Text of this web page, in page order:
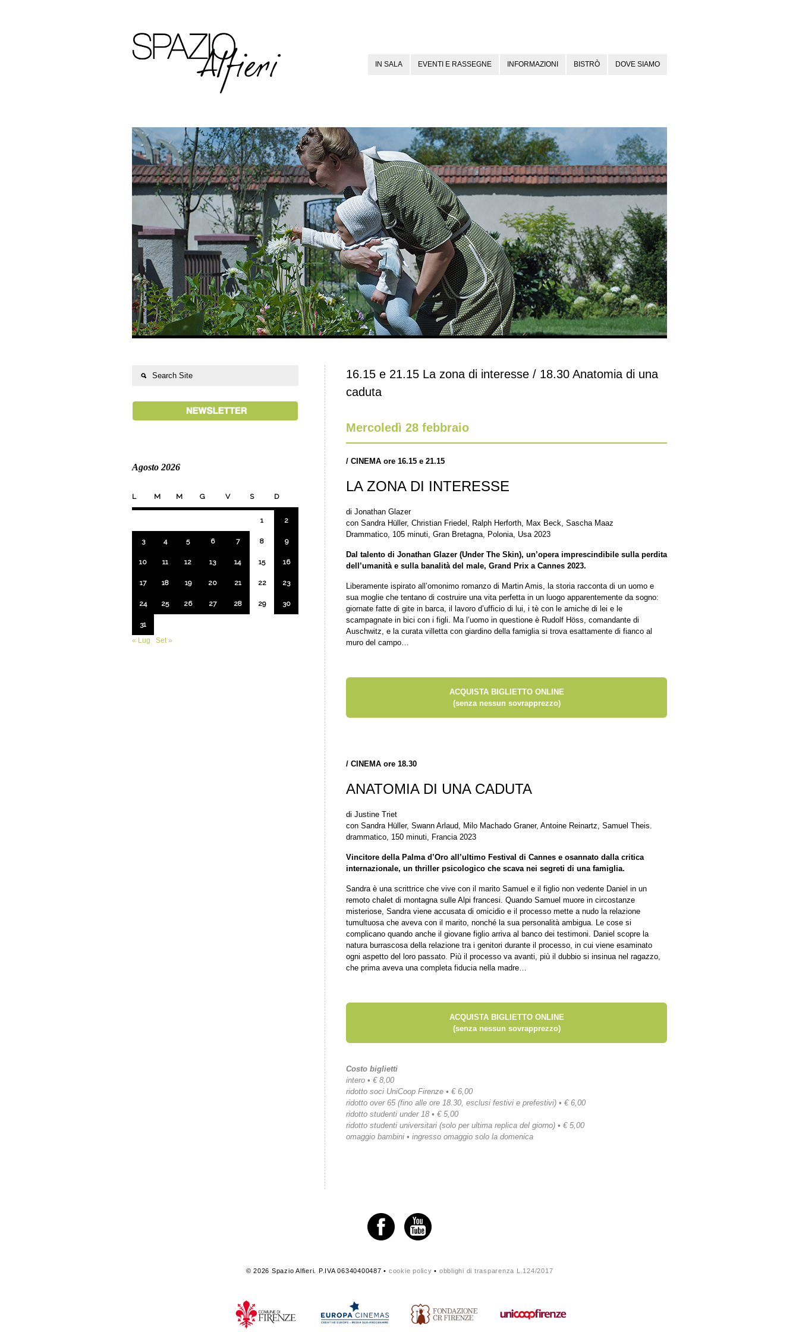
IN SALA EVENTI E RASSEGNE INFORMAZIONI BISTRÒ DOVE SIAMO
16.15 e 21.15 La zona di interesse / 18.30 Anatomia di una
caduta
Mercoledì 28 febbraio
/ CINEMA ore 16.15 e 21.15
LA ZONA DI INTERESSE
di Jonathan Glazer
con Sandra Hüller, Christian Friedel, Ralph Herforth, Max Beck, Sascha Maaz
Drammatico, 105 minuti, Gran Bretagna, Polonia, Usa 2023
Dal talento di Jonathan Glazer (Under The Skin), un’opera imprescindibile sulla perdita
dell’umanità e sulla banalità del male, Grand Prix a Cannes 2023.
Liberamente ispirato all’omonimo romanzo di Martin Amis, la storia racconta di un uomo e
sua moglie che tentano di costruire una vita perfetta in un luogo apparentemente da sogno:
giornate fatte di gite in barca, il lavoro d’ufficio di lui, i tè con le amiche di lei e le
scampagnate in bici con i figli. Ma l’uomo in questione è Rudolf Höss, comandante di
Auschwitz, e la curata villetta con giardino della famiglia si trova esattamente di fianco al
muro del campo…
ACQUISTA BIGLIETTO ONLINE
(senza nessun sovrapprezzo)
/ CINEMA ore 18.30
ANATOMIA DI UNA CADUTA
di Justine Triet
con Sandra Hüller, Swann Arlaud, Milo Machado Graner, Antoine Reinartz, Samuel Theis.
drammatico, 150 minuti, Francia 2023
Vincitore della Palma d’Oro all’ultimo Festival di Cannes e osannato dalla critica
internazionale, un thriller psicologico che scava nei segreti di una famiglia.
Sandra è una scrittrice che vive con il marito Samuel e il figlio non vedente Daniel in un
remoto chalet di montagna sulle Alpi francesi. Quando Samuel muore in circostanze
misteriose, Sandra viene accusata di omicidio e il processo mette a nudo la relazione
tumultuosa che aveva con il marito, nonché la sua personalità ambigua. Le cose si
complicano quando anche il giovane figlio arriva al banco dei testimoni. Daniel scopre la
natura burrascosa della relazione tra i genitori durante il processo, in cui viene esaminato
ogni aspetto del loro passato. Più il processo va avanti, più il dubbio si insinua nel ragazzo,
che prima aveva una completa fiducia nella madre…
ACQUISTA BIGLIETTO ONLINE
(senza nessun sovrapprezzo)
Costo biglietti
intero • € 8,00
ridotto soci UniCoop Firenze • € 6,00
ridotto over 65 (fino alle ore 18.30, esclusi festivi e prefestivi) • € 6,00
ridotto studenti under 18 • € 5,00
ridotto studenti universitari (solo per ultima replica del giorno) • € 5,00
omaggio bambini • ingresso omaggio solo la domenica
Agosto 2026
L M M G V S D
1 2
3 4 5 6 7 8 9
10 11 12 13 14 15 16
17 18 19 20 21 22 23
24 25 26 27 28 29 30
31
« Lug
Set »
© 2026 Spazio Alfieri. P.IVA 06340400487 • cookie policy • obblighi di trasparenza L.124/2017